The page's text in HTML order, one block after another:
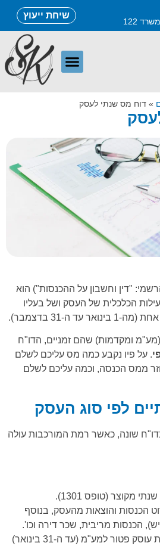
שיחת ייעוץ
» דוח מס שנתי לעסק
"דין וחשבון על ההכנסות") הוא
הכלכלית של העסק ושל בעליו
ה-31 בדצמבר).
(מע"מ ומקדמות) שהם זמניים, הדו"ח
. על פיו נקבע כמה מס עליכם לשלם
ממס הכנסה, וכמה עליכם לשלם
לפי סוג העסק
שונה, כאשר רמת המורכבות עולה
מקוצר (טופס 1301).
הכנסות והוצאות מהעסק, בנוסף
הכנסות מריבית, שכר דירה וכו'.
הצהרת עוסק פטור למע"מ (עד ה-31 בינואר)